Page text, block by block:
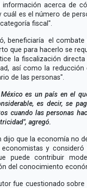
información acerca de
cuál es el número de
fiscal".
beneficiaría el combate
que para hacerlo se
la fiscalización directa
así como la reducción
de las personas".
México es un país en el
es decir, se
cuando las personas
agregó.
dijo que la economía no
economistas y
puede contribuir
del conocimiento
fue cuestionado sobre